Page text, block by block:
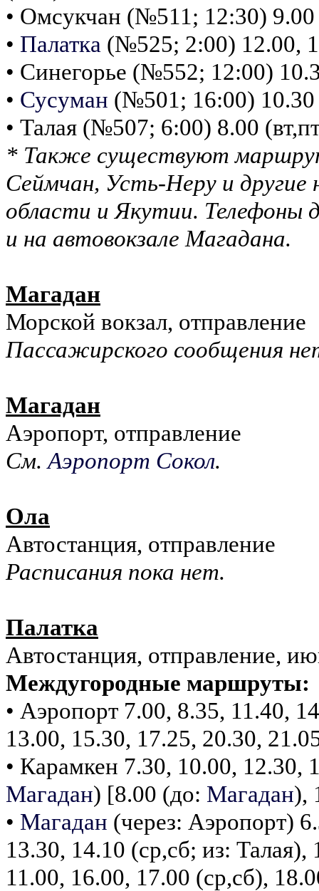
• Омсукчан (№511; 12:30) 9.00
• Палатка (№525; 2:00) 12.00,
• Синегорье (№552; 12:00)
• Сусуман (№501; 16:00) 10.30
• Талая (№507; 6:00) 8.00
* Также существуют
Сеймчан, Усть-Неру и другие
области и Якутии. Телефоны
и на автовокзале Магадана.
Магадан
Морской вокзал, отправление
Пассажирского сообщения
Магадан
Аэропорт, отправление
См.Аэропорт Сокол.
Ола
Автостанция, отправление
Расписания пока нет.
Палатка
Автостанция, отправление,
Междугородные маршруты:
• Аэропорт 7.00, 8.35, 11.40,
13.00, 15.30, 17.25, 20.30,
• Карамкен 7.30, 10.00, 12.30,
Магадан) [8.00 (до: Магадан),
• Магадан (через: Аэропорт)
13.30, 14.10 (ср,сб; из:
11.00, 16.00, 17.00 (ср,сб),